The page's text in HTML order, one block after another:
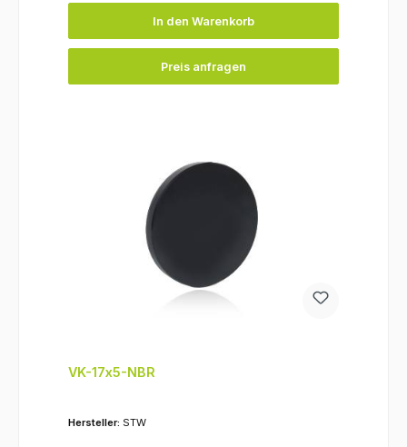
In den Warenkorb
Preis anfragen
VK-17x5-NBR
Hersteller: STW